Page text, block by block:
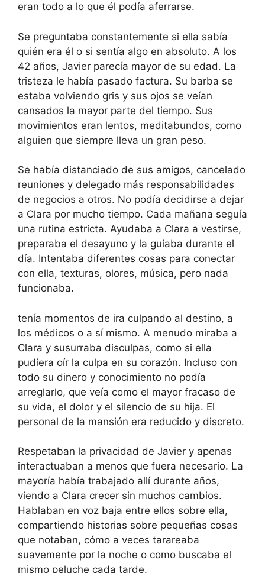
eran todo a lo que él podía aferrarse.
Se preguntaba constantemente si ella sabía
quién era él o si sentía algo en absoluto. A los
42 años, Javier parecía mayor de su edad. La
tristeza le había pasado factura. Su barba se
estaba volviendo gris y sus ojos se veían
cansados la mayor parte del tiempo. Sus
movimientos eran lentos, meditabundos, como
alguien que siempre lleva un gran peso.
Se había distanciado de sus amigos, cancelado
reuniones y delegado más responsabilidades
de negocios a otros. No podía decidirse a dejar
a Clara por mucho tiempo. Cada mañana seguía
una rutina estricta. Ayudaba a Clara a vestirse,
preparaba el desayuno y la guiaba durante el
día. Intentaba diferentes cosas para conectar
con ella, texturas, olores, música, pero nada
funcionaba.
tenía momentos de ira culpando al destino, a
los médicos o a sí mismo. A menudo miraba a
Clara y susurraba disculpas, como si ella
pudiera oír la culpa en su corazón. Incluso con
todo su dinero y conocimiento no podía
arreglarlo, que veía como el mayor fracaso de
su vida, el dolor y el silencio de su hija. El
personal de la mansión era reducido y discreto.
Respetaban la privacidad de Javier y apenas
interactuaban a menos que fuera necesario. La
mayoría había trabajado allí durante años,
viendo a Clara crecer sin muchos cambios.
Hablaban en voz baja entre ellos sobre ella,
compartiendo historias sobre pequeñas cosas
que notaban, cómo a veces tarareaba
suavemente por la noche o como buscaba el
mismo peluche cada tarde.